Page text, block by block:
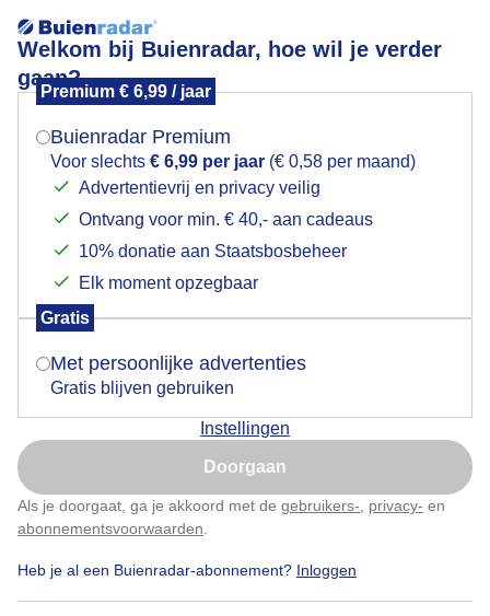
Welkom bij Buienradar, hoe wil je verder
gaan?
Premium € 6,99 / jaar
Buienradar Premium
Voor slechts € 6,99 per jaar (€ 0,58 per maand)
Advertentievrij en privacy veilig
Ontvang voor min. € 40,- aan cadeaus
10% donatie aan Staatsbosbeheer
Elk moment opzegbaar
Gratis
Met persoonlijke advertenties
Gratis blijven gebruiken
Instellingen
Doorgaan
Als je doorgaat, ga je akkoord met de gebruikers- privacy- en
abonnementsvoorwaarden
Heb je al een Buienradar-abonnement? Inloggen
BUIENLUCHT AVONDLICHT REFLECTIE HOGE HEXEL
OVERIJSSEL 11 MEI
Mogen we je locatie gebruiken voor het
Indien je hier nog geen akkoord op hebt gegeven,
verschijnt er zo een pop-up uit je browser waarin
Is goed, toon de popup
Nu niet, misschien later
Klik hierom dit aan te passen